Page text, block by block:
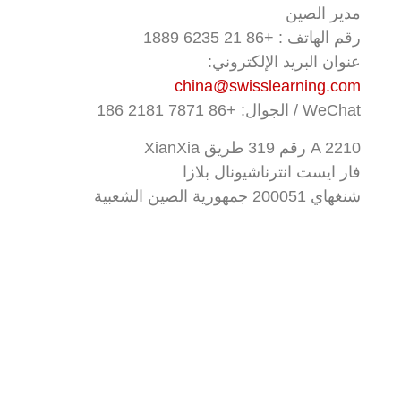
مدير الصين
رقم الهاتف : +86 21 6235 1889
عنوان البريد الإلكتروني:
china@swisslearning.com
WeChat / الجوال: +86
186 2181 7871
A 2210 رقم 319 طريق XianXia
فار ايست انترناشيونال بلازا
شنغهاي 200051 جمهورية الصين الشعبية